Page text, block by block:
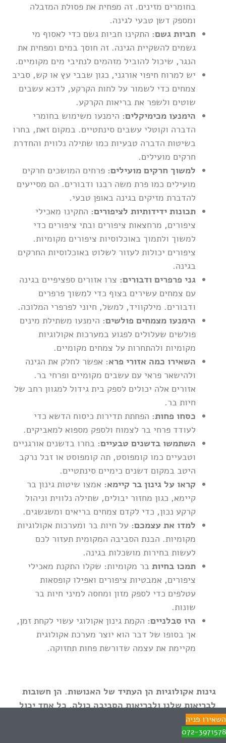
בחומרים מזינים. זה מפחית את פסולת המזבלה
ומספק דשן טבעי לגינה.
חביות גשם: התקינו חביות גשם כדי לאסוף מי
גשמים להשקיית הגינה. זה חוסך במים ומפחית את
הנגר, שיכול להוביל מזהמים לנתיבי מים מקומיים.
יש למרוח חיפוי אורגני, כגון שבבי עץ או קש, סביב
צמחים כדי לשמור על לחות הקרקע, לדכא עשבים
שוטים ולשפר את בריאות הקרקע.
הימנעו מכימיקלים: הימנעו משימוש בחומרי
הדברה וקוטלי עשבים סינתטיים. במקום זאת, בחרו
בשיטות הדברה טבעיות כמו שתילה נלווית והחדרת
חרקים מועילים.
למשוך חרקים מועילים: פרחים המושכים חרקים
מועילים כמו פרת משה רבנו ודבורים. הם מסייעים
להדברת מזיקים בגינה באופן טבעי.
תכונות ידידותיות לציפורים: התקינו מאכילי
ציפורים, מרחצאות ציפורים ובתי ציפורים כדי
למשוך ולתמוך באוכלוסיות ציפורים מקומיות.
ציפורים יכולות לעזור לשלוט באוכלוסיות החרקים
בגינה.
גני פרפרים ודבורים: צרו אזורים ספציפיים בגינה
עם צמחים עשירים בצוף כדי למשוך פרפרים
ודבורים. מילקוויד, למשל, חיוני לפרפרי המלוכה.
הימנעו מצמחים פולשים: הימנעו משתילת מינים
פולשים שעלולים לפגוע במערכות אקולוגיות
מקומיות ולהתחרות על צמחים מקומיים.
השאירו כמה אזורי פרא: אפשר לחלק את הגינה
ולהישאר פראי עם עשבים מקומיים ופרחי בר.
אזורים אלה יכולים לספק בית גידול למגוון רחב של
חיות בר.
כסחו פחות: הפחתת תדירות כיסוח הדשא כדי
לעודד פרחי בר לצמוח ולספק מספוא למאביקים.
השתמשו בדשנים טבעיים: בחרו בדשנים אורגניים
וטבעיים כמו קומפוסט, תה קומפוסט או זבל נרקב
היטב במקום דשנים כימיים סינתטיים.
קראו על גינון בר קיימא: אמצו שיטות גינון בר
קיימא, כגון מחזור יבולים, שתילה נלווית וניהול
קרקע נכון, כדי לקדם צמחים בריאים ומשגשגים.
למדו את עצמכם: על חיות בר ומערכות אקולוגיות
מקומיות. הבנת הסביבה המקומית תעזור לכם
לעשות בחירות מושכלות בגינה.
תמכו בחיות בר מקומיות: שקלו התקנת מאכילי
ציפורים, אמבטיות ציפורים ואפילו קופסאות
עטלפים כדי לספק מזון ומחסה למיני חיות בר
שונות.
היו סבלניים: הקמת גינון אקולוגי עשוי לקחת זמן,
אך בסופו של דבר הוא יוצר מערכת אקולוגית
מקיימת את עצמה שדורשת פחות תחזוקה.
גינות אקולוגיות הן העתיד של האנושות. הן חשובות
לבריאות שלנו ולבריאות הסביבה כולה. כל אחד יכול
לטפח גינה אקולוגית לתפארת. רוצים להתחיל? דברו
עם צוות המומחים של נטע גינון, ויחד נצמיח עולם טוב
השאירו פניה
072-3971578